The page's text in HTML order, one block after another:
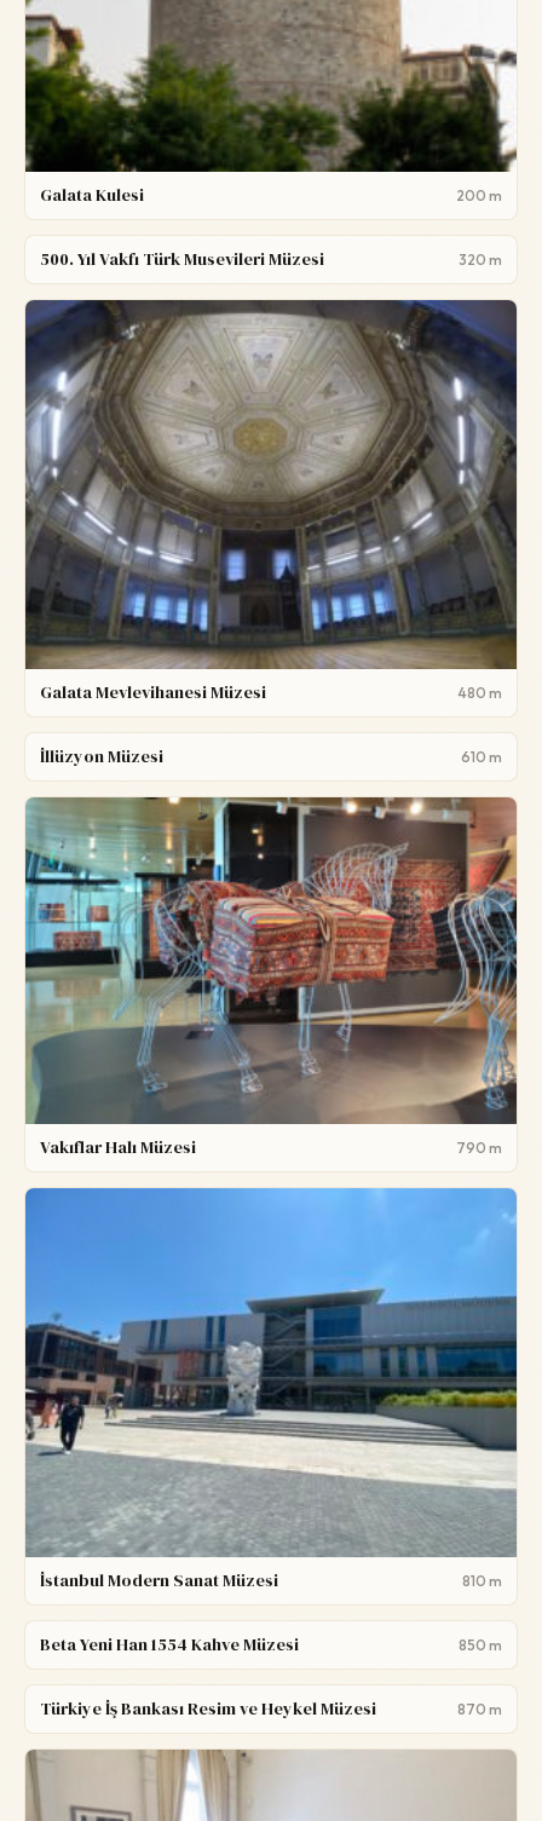
Galata Kulesi 200 m
500. Yıl Vakfı Türk Musevileri Müzesi 320 m
Galata Mevlevihanesi Müzesi 480 m
İllüzyon Müzesi 610 m
Vakıflar Halı Müzesi 790 m
İstanbul Modern Sanat Müzesi 810 m
Beta Yeni Han 1554 Kahve Müzesi 850 m
Türkiye İş Bankası Resim ve Heykel Müzesi 870 m